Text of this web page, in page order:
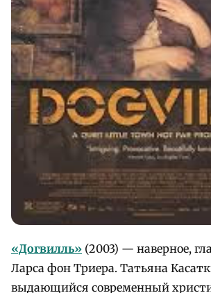
«Догвилль» (2003) — наверное,
Ларса фон Триера. Татьяна
выдающийся современный